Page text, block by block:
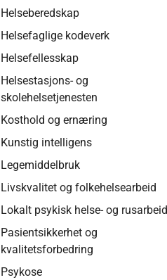
Helseberedskap
Helsefaglige kodeverk
Helsefellesskap
Helsestasjons- og
skolehelsetjenesten
Kosthold og ernæring
Kunstig intelligens
Legemiddelbruk
Livskvalitet og folkehelsearbeid
Lokalt psykisk helse- og rusarbeid
Pasientsikkerhet og
kvalitetsforbedring
Psykose